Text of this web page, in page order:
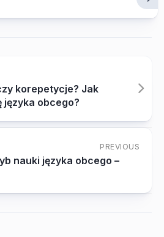
korepetycje? Jak
języka obcego?
PREVIOUS
nauki języka obcego –